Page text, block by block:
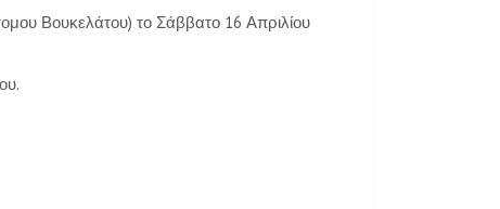
Βουκελάτου) το Σάββατο 16 Απριλίου